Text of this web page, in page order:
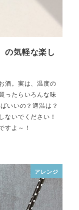
の気軽な楽し
酒。実は、温度の
ったらいろんな味
いいの？適温は？
ないでください！
すよ～！
アレンジ